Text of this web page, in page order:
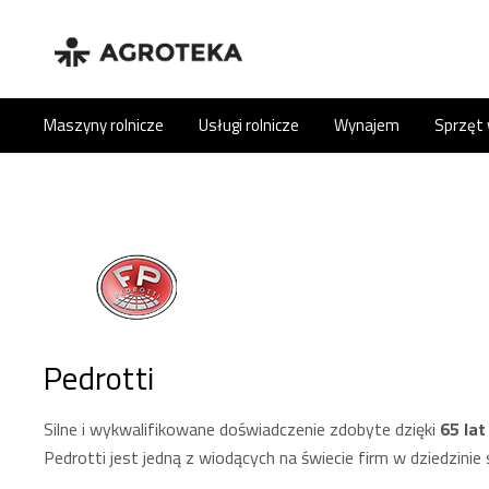
Maszyny rolnicze Usługi rolnicze Wynajem Sprzęt
Pedrotti
Silne i wykwalifikowane doświadczenie zdobyte dzięki 65
Pedrotti jest jedną z wiodących na świecie firm w dziedzinie